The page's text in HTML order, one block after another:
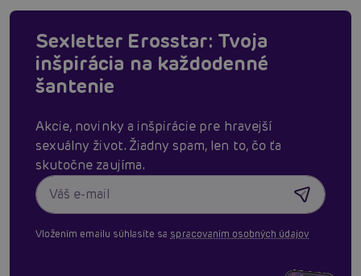
Sexletter Erosstar: Tvoja
inšpirácia na každodenné
šantenie
Akcie, novinky a inšpirácie pre hravejší
sexuálny život. Žiadny spam, len to, čo ťa
skutočne zaujíma.
Vložením emailu súhlasíte sa spracovaním osobných údajov